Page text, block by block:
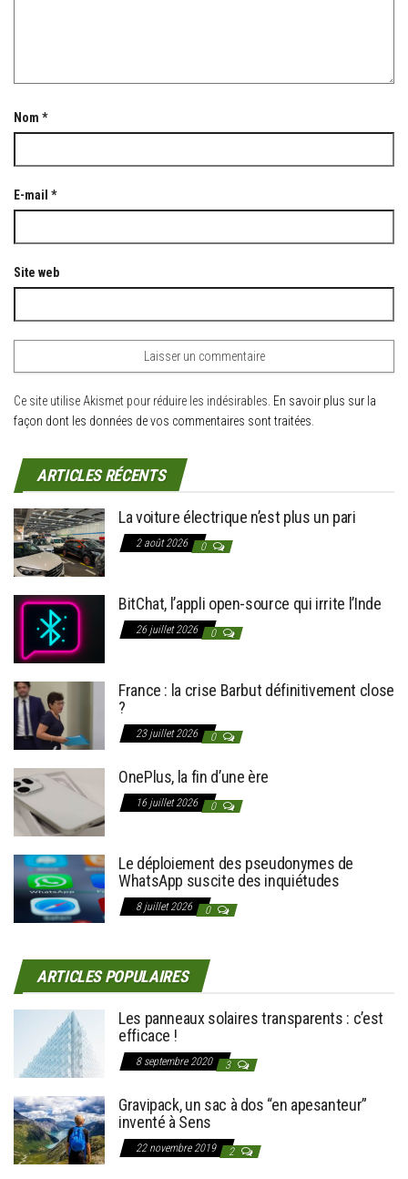
Nom *
E-mail *
Site web
Ce site utilise Akismet pour réduire les indésirables. En savoir plus sur la
façon dont les données de vos commentaires sont traitées
ARTICLES RÉCENTS
La voiture électrique n’est plus un pari
2 août 2026 0
BitChat, l’appli open-source qui irrite l’Inde
26 juillet 2026 0
France : la crise Barbut définitivement close
?
23 juillet 2026 0
OnePlus, la fin d’une ère
16 juillet 2026 0
Le déploiement des pseudonymes de
WhatsApp suscite des inquiétudes
8 juillet 2026 0
ARTICLES POPULAIRES
Les panneaux solaires transparents : c’est
efficace !
8 septembre 2020 3
Gravipack, un sac à dos “en apesanteur”
inventé à Sens
22 novembre 2019 2